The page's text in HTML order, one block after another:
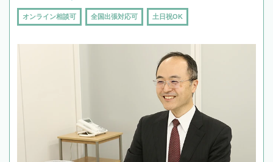
オンライン相談可 全国出張対応可 土日祝OK